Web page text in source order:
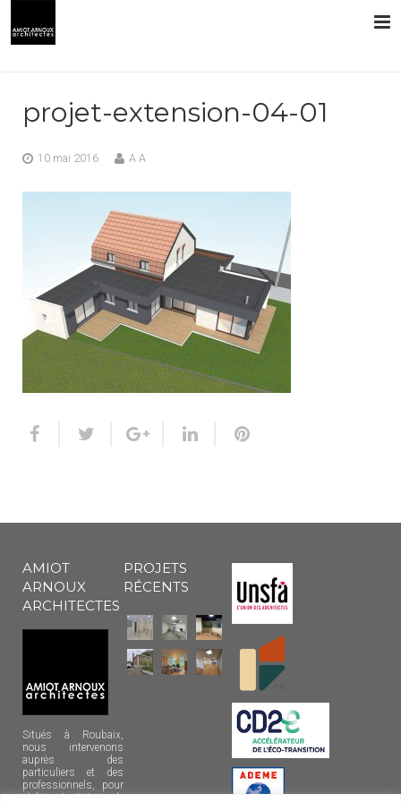
PRESTATIONS
projet-extension-04-01
10 mai 2016 A A
AMIOT
ARNOUX
ARCHITECTES
Situés à Roubaix,
nous intervenons
auprès des
particuliers et des
professionnels, pour
réaliser tout type de
PROJETS
RÉCENTS